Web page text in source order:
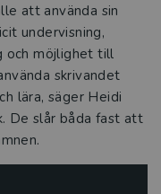
läsande
ger djupare
att använda sin
undervisning,
och möjlighet till
skrivandet
lära, säger Heidi
De slår båda fast att